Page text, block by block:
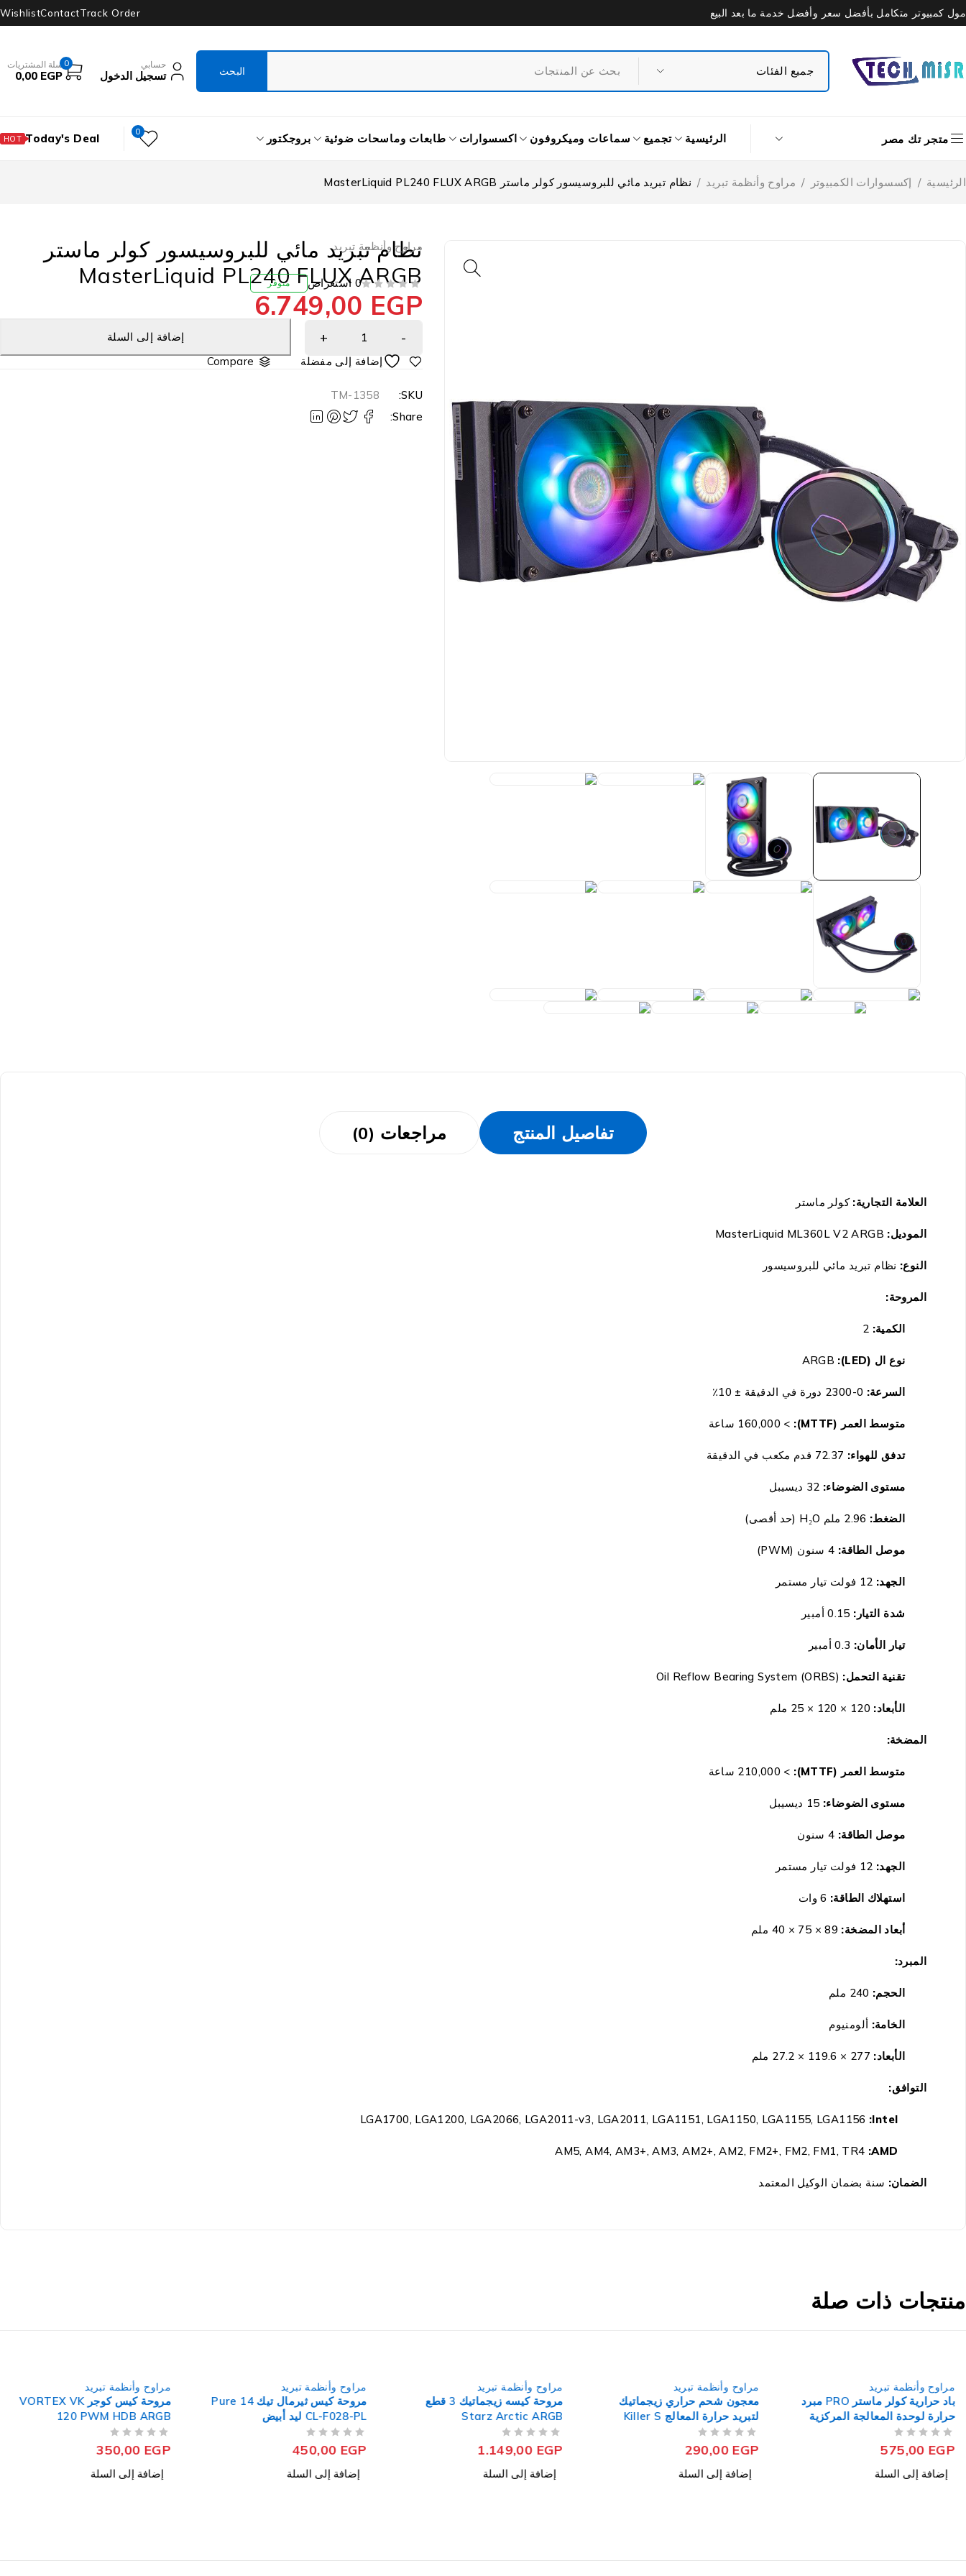
مول كمبيوتر متكامل بأفضل سعر وأفضل خدمة ما بعد البيع Track Order
Contact
Wishlist
حسابي
تسجيل الدخول
0 سلة المشتريات
0,00 EGP
متجر تك مصر الرئيسية تجميع سماعات وميكروفون اكسسوارات طابعات وماسحات ضوئية بروجكتور 0
Today's Deal
HOT
الرئيسية / إكسسوارات الكمبيوتر / مراوح وأنظمة تبريد / نظام تبريد مائي للبروسيسور كولر ماستر MasterLiquid PL240 FLUX ARGB
مراوح وأنظمة تبريد
نظام تبريد مائي للبروسيسور كولر ماستر
MasterLiquid PL240 FLUX ARGB
0 استعراض متوفر
6.749,00 EGP
إضافة إلى السلة
Compare
SKU:
TM-1358
Share:
تفاصيل المنتج مراجعات (0)
العلامة التجارية:كولر ماستر
الموديل:
النوع: نظام تبريد مائي للبروسيسور
المروحة:
الكمية: 2
نوع ال (LED): ARGB
السرعة: 0-2300 دورة في الدقيقة ± 10٪
متوسط العمر (MTTF): > 160,000 ساعة
تدفق للهواء: 72.37 قدم مكعب في الدقيقة
مستوى الضوضاء:
الضغط: 2.96 ملم H₂O (حد أقصى)
موصل الطاقة: 4 سنون (PWM)
الجهد:
شدة التيار:
تيار الأمان: 0.3 أمبير
تقنية التحمل:
الأبعاد: 120 × 120 × 25 ملم
المضخة:
متوسط العمر (MTTF): > 210,000 ساعة
مستوى الضوضاء:
موصل الطاقة:
الجهد:
استهلاك الطاقة:
أبعاد المضخة: 89 × 75 × 40 ملم
المبرد:
الحجم: 240 ملم
الخامة: ألومنيوم
الأبعاد:
التوافق:
LGA1700, LGA1200, LGA2066, LGA2011-v3, LGA2011, LGA1151, LGA1150, LGA1155, LGA1156 :Intel
AM5, AM4, AM3+, AM3, AM2+, AM2, FM2+, FM2, FM1, TR4 :AMD
الضمان: سنة بضمان الوكيل المعتمد
منتجات ذات صلة
مراوح وأنظمة تبريد
باد حرارية كولر ماستر PRO مبرد
حرارة لوحدة المعالجة المركزية
575,00 EGP
إضافة إلى السلة
مراوح وأنظمة تبريد
معجون شحم حراري زيجماتيك
لتبريد حرارة المعالج Killer S
290,00EGP
إضافة إلى السلة
مراوح وأنظمة تبريد
مروحة كيسه زيجماتيك 3 قطع
Starz Arctic ARGB
1.149,00 EGP
إضافة إلى السلة
مراوح وأنظمة تبريد
مروحة كيس ثيرمال تيك Pure 14
CL-F028-PL ليد أبيض
450,00 EGP
إضافة إلى السلة
مراوح وأنظمة تبريد
مروحة كيس كوجر VORTEX VK
120 PWM HDB ARGB
350,00 EGP
إضافة إلى السلة